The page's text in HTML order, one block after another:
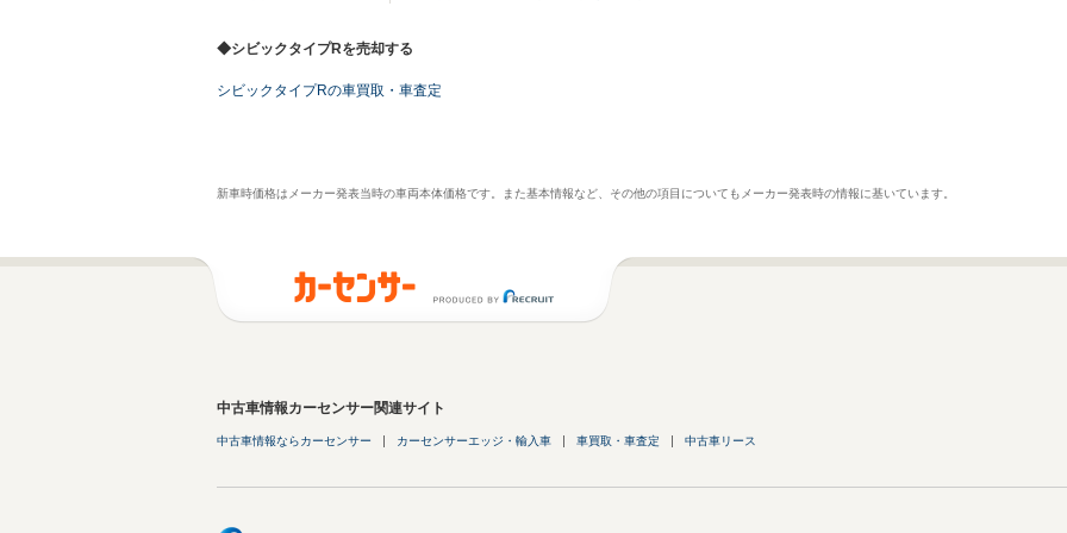
◆シビックタイプRを売却する
シビックタイプRの車買取・車査定
新車時価格はメーカー発表当時の車両本体価格です。また基本情報など、その他の項目についてもメーカー発表時の情報に基いています。
中古車情報カーセンサー関連サイト
中古車情報ならカーセンサー カーセンサーエッジ・輸入車 車買取・車査定 中古車リース